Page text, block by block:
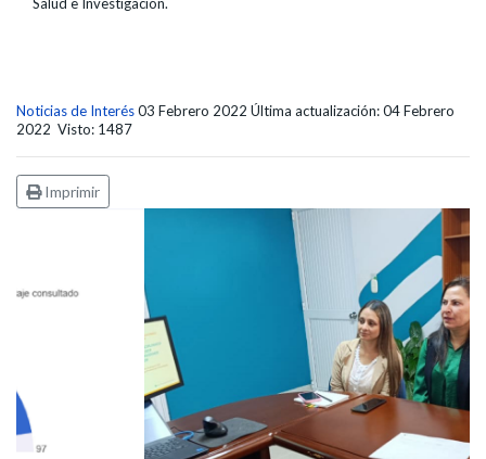
Noticias de Interés03 Febrero 2022 Última actualización: 04 Febrero
2022 Visto: 1487
Imprimir